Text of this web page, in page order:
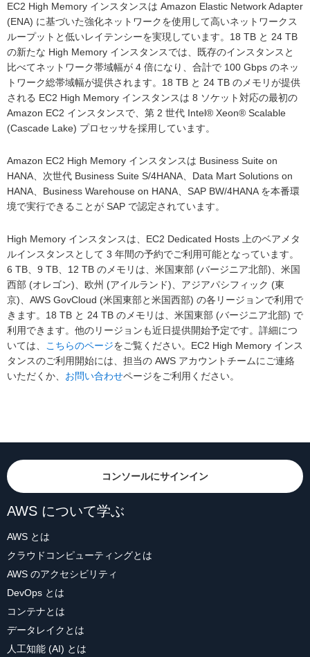
EC2 High Memory インスタンスは Amazon Elastic Network Adapter
(ENA) に基づいた強化ネットワークを使用して高いネットワークス
ループットと低いレイテンシーを実現しています。18 TB と 24 TB
の新たな High Memory インスタンスでは、既存のインスタンスと
比べてネットワーク帯域幅が 4 倍になり、合計で 100 Gbps のネッ
トワーク総帯域幅が提供されます。18 TB と 24 TB のメモリが提供
される EC2 High Memory インスタンスは 8 ソケット対応の最初の
Amazon EC2 インスタンスで、第 2 世代 Intel® Xeon® Scalable
(Cascade Lake) プロセッサを採用しています。
Amazon EC2 High Memory インスタンスは Business Suite on
HANA、次世代 Business Suite S/4HANA、Data Mart Solutions on
HANA、Business Warehouse on HANA、SAP BW/4HANA を本番環
境で実行できることが SAP で認定されています。
High Memory インスタンスは、EC2 Dedicated Hosts 上のベアメタ
ルインスタンスとして 3 年間の予約でご利用可能となっています。
6 TB、9 TB、12 TB のメモリは、米国東部 (バージニア北部)、米国
西部 (オレゴン)、欧州 (アイルランド)、アジアパシフィック (東
京)、AWS GovCloud (米国東部と米国西部) の各リージョンで利用で
きます。18 TB と 24 TB のメモリは、米国東部 (バージニア北部) で
利用できます。他のリージョンも近日提供開始予定です。詳細につ
いては、
こちらのページをご覧ください。EC2 High Memory インス
タンスのご利用開始には、担当の AWS アカウントチームにご連絡
いただくか、 お問い合わせページをご利用ください。
コンソールにサインイン
AWS について学ぶ
AWS とは
クラウドコンピューティングとは
AWS のアクセシビリティ
DevOps とは
コンテナとは
データレイクとは
人工知能 (AI) とは